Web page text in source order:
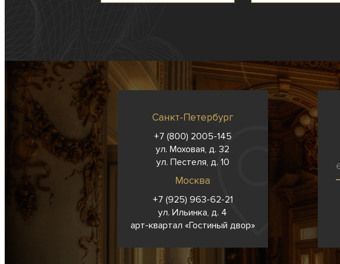
Санкт-Петербург
+7 (800) 2005-145
ул. Моховая, д. 32
ул. Пестеля, д. 10
Москва
+7 (925) 963-62-21
ул. Ильинка, д. 4
арт-квартал «Гостиный двор»